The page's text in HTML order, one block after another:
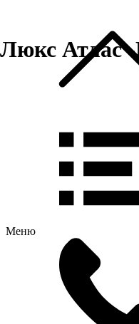
Меню
Люкс Атлас